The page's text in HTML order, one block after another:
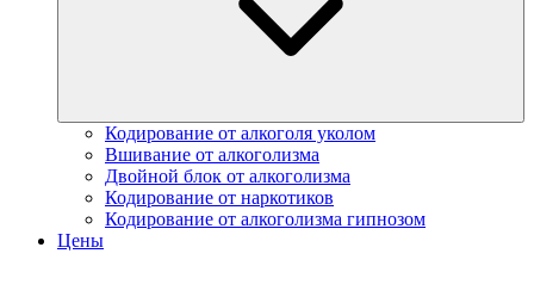
Кодирование от алкоголя уколом
Вшивание от алкоголизма
Двойной блок от алкоголизма
Кодирование от наркотиков
Кодирование от алкоголизма гипнозом
Цены